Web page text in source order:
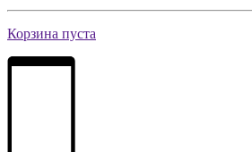
Корзина пуста